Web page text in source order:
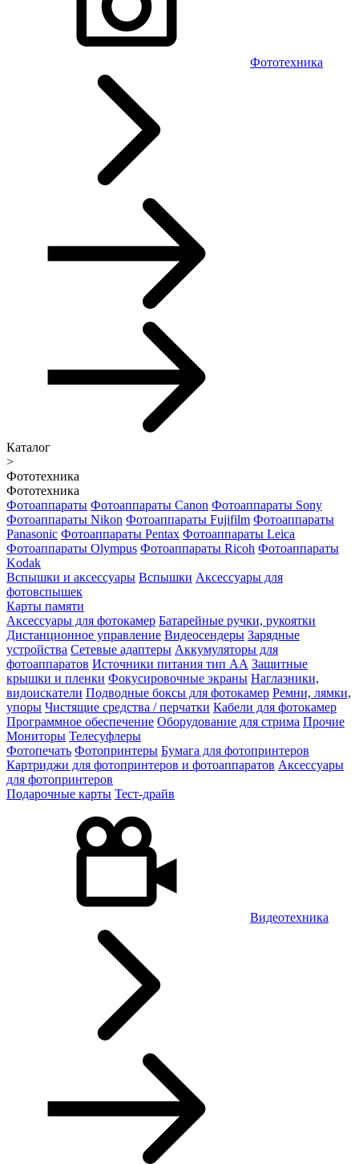
Фототехника
Каталог
>
Фототехника
Фототехника
Фотоаппараты Фотоаппараты Canon Фотоаппараты Sony
Фотоаппараты Nikon Фотоаппараты Fujifilm Фотоаппараты
Panasonic Фотоаппараты Pentax Фотоаппараты Leica
Фотоаппараты Olympus Фотоаппараты Ricoh Фотоаппараты
Kodak
Вспышки и аксессуары Вспышки Аксессуары для
фотовспышек
Карты памяти
Аксессуары для фотокамер Батарейные ручки, рукоятки
Дистанционное управление Видеосендеры Зарядные
устройства Сетевые адаптеры Аккумуляторы для
фотоаппаратов Источники питания тип АА Защитные
крышки и пленки Фокусировочные экраны Наглазники,
видоискатели Подводные боксы для фотокамер Ремни, лямки,
упоры Чистящие средства / перчатки Кабели для фотокамер
Программное обеспечение Оборудование для стрима Прочие
Мониторы Телесуфлеры
Фотопечать Фотопринтеры Бумага для фотопринтеров
Картриджи для фотопринтеров и фотоаппаратов Аксессуары
для фотопринтеров
Подарочные карты Тест-драйв
Видеотехника